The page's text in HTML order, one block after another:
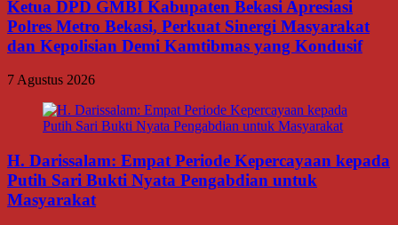
Ketua DPD GMBI Kabupaten Bekasi Apresiasi
Polres Metro Bekasi, Perkuat Sinergi Masyarakat
dan Kepolisian Demi Kamtibmas yang Kondusif
7 Agustus 2026
H. Darissalam: Empat Periode Kepercayaan kepada
Putih Sari Bukti Nyata Pengabdian untuk
Masyarakat